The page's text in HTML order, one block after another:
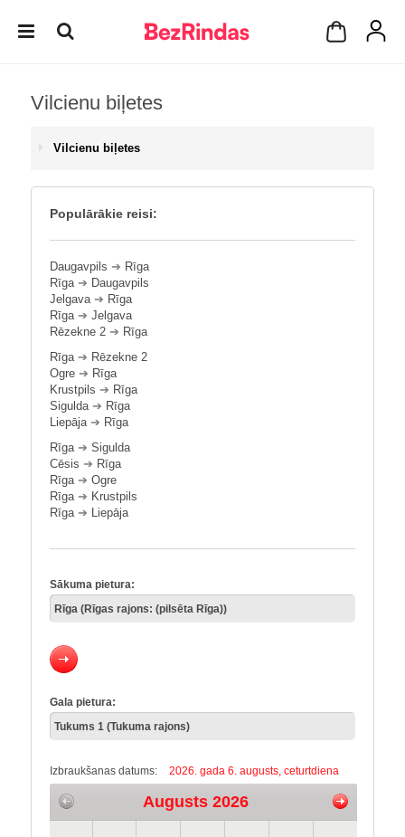
Vilcienu biļetes
Vilcienu biļetes
Populārākie reisi:
Daugavpils ➔ Rīga
Rīga➔ Daugavpils
Jelgava➔ Rīga
Rīga➔ Jelgava
Rēzekne 2 ➔ Rīga
Rīga➔ Rēzekne 2
Ogre ➔ Rīga
Krustpils ➔ Rīga
Sigulda➔ Rīga
Liepāja➔ Rīga
Rīga➔ Sigulda
Cēsis ➔ Rīga
Rīga➔ Ogre
Rīga➔ Krustpils
Rīga➔ Liepāja
Sākuma pietura:
Gala pietura:
Izbraukšanas datums: 2026. gada 6. augusts, ceturtdiena
Augusts 2026